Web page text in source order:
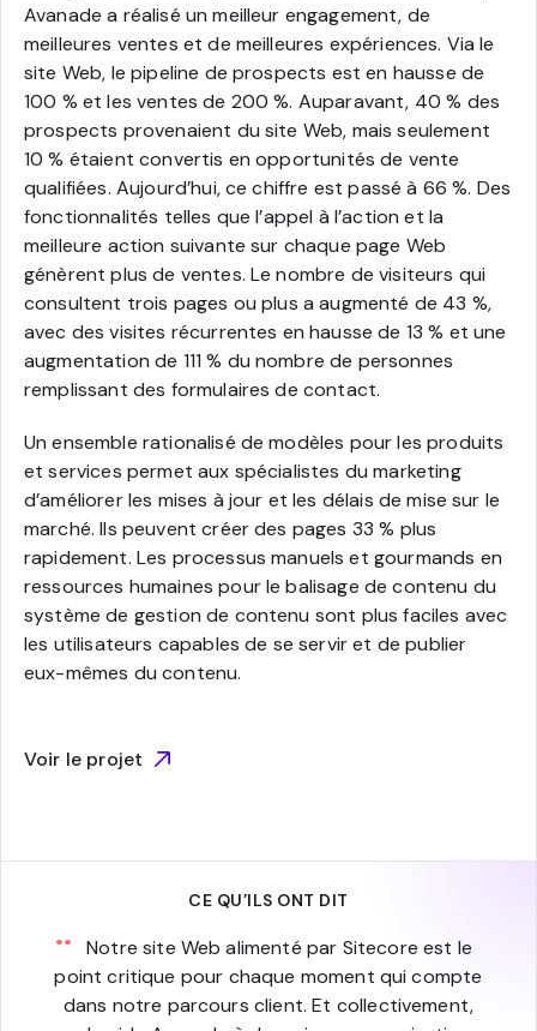
Avanade a réalisé un meilleur engagement, de
meilleures ventes et de meilleures expériences. Via le
site Web, le pipeline de prospects est en hausse de
100 % et les ventes de 200 %. Auparavant, 40 % des
prospects provenaient du site Web, mais seulement
10 % étaient convertis en opportunités de vente
qualifiées. Aujourd’hui, ce chiffre est passé à 66 %. Des
fonctionnalités telles que l’appel à l’action et la
meilleure action suivante sur chaque page Web
génèrent plus de ventes. Le nombre de visiteurs qui
consultent trois pages ou plus a augmenté de 43 %,
avec des visites récurrentes en hausse de 13 % et une
augmentation de 111 % du nombre de personnes
remplissant des formulaires de contact.
Un ensemble rationalisé de modèles pour les produits
et services permet aux spécialistes du marketing
d’améliorer les mises à jour et les délais de mise sur le
marché. Ils peuvent créer des pages 33 % plus
rapidement. Les processus manuels et gourmands en
ressources humaines pour le balisage de contenu du
système de gestion de contenu sont plus faciles avec
les utilisateurs capables de se servir et de publier
eux-mêmes du contenu.
Voir le projet
CE QU’ILS ONT DIT
Notre site Web alimenté par Sitecore est le
point critique pour chaque moment qui compte
dans notre parcours client. Et collectivement,